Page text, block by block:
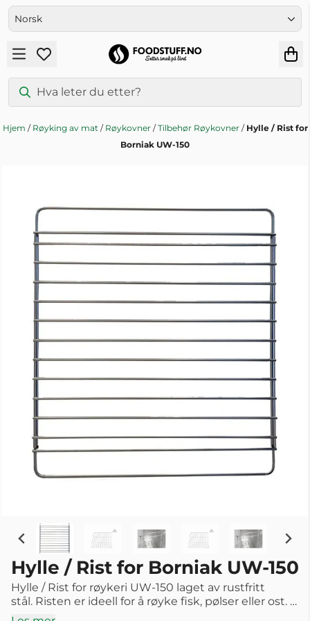
Hopp til innhold
Hjem / Røyking av mat / Røykovner /Tilbehør Røykovner / Hylle / Rist for
Borniak UW-150
Hylle / Rist for Borniak UW-150
Hylle / Rist for røykeri UW-150 laget av rustfritt
stål. Risten er ideell for å røyke fisk, pølser eller ost. I
motsetning til krokene, er det ingen fare for at